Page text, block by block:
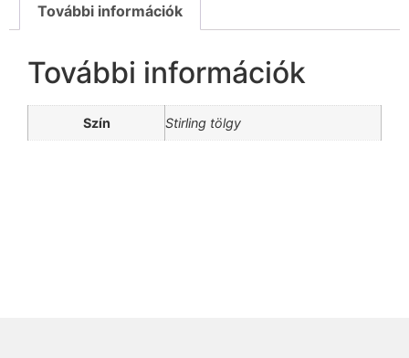
További információk
További információk
Szín Stirling tölgy